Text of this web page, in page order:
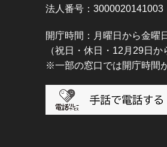
法人番号：3000020141003
開庁時間：月曜日から金曜
（祝日・休日・12月29日か
※一部の窓口では開庁時間